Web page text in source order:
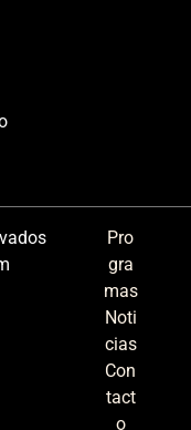
Pro
gra
mas
Noti
cias
Con
tact
o